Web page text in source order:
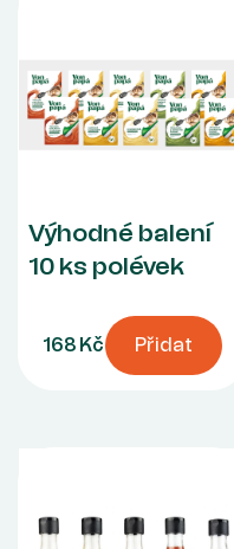
Výhodné balení
10 ks polévek
168 Kč Přidat